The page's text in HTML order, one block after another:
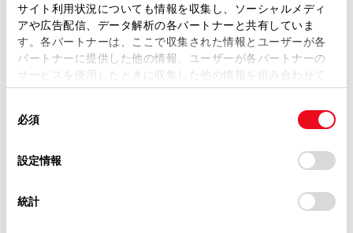
サイト利用状況についても情報を収集し、ソーシャルメディ
アや広告配信、データ解析の各パートナーと共有していま
す。各パートナーは、ここで収集された情報とユーザーが各
パートナーに提供した他の情報、ユーザーが各パートナーの
サービスを使用したときに収集した他の情報を組み合わせて
使用することがあります。当ウェブサイトの使用を続行する
デバイスにすべてのCookie(クッキー)が保存されることに同
意したことになります。Cookie(クッキー)のオプトアウト、
設定の変更、同意を撤回したりするにあたっては、当社の
「Cookie（クッキー）情報の取り扱いについて
」をご覧くだ
必須
設定情報
統計
室内長×室内幅× 室内高
1820 × 1415×1150mm
車両重量
950kg
燃料・性能・詳細スペック